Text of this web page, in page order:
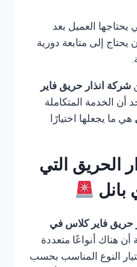
العميل بعد
يحتاج إلى متابعة دورية
شركة انذار حريق فاير
أن الخدمة المتكاملة
هي ما يجعلها اختيارًا
الحريق التي
بانل
حريق فاير كلاس في
أن هناك أنواعًا متعددة
النوع المناسب بحسب